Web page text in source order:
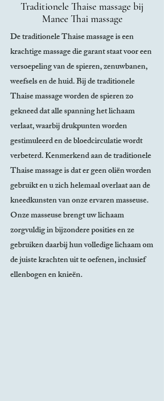
Traditionele Thaise massage bij
Manee Thai massage
De traditionele Thaise massage is een
krachtige massage die garant staat voor een
versoepeling van de spieren, zenuwbanen,
weefsels en de huid. Bij de traditionele
Thaise massage worden de spieren zo
gekneed dat alle spanning het lichaam
verlaat, waarbij drukpunten worden
gestimuleerd en de bloedcirculatie wordt
verbeterd. Kenmerkend aan de traditionele
Thaise massage is dat er geen oliën worden
gebruikt en u zich helemaal overlaat aan de
kneedkunsten van onze ervaren masseuse.
Onze masseuse brengt uw lichaam
zorgvuldig in bijzondere posities en ze
gebruiken daarbij hun volledige lichaam om
de juiste krachten uit te oefenen, inclusief
ellenbogen en knieën.